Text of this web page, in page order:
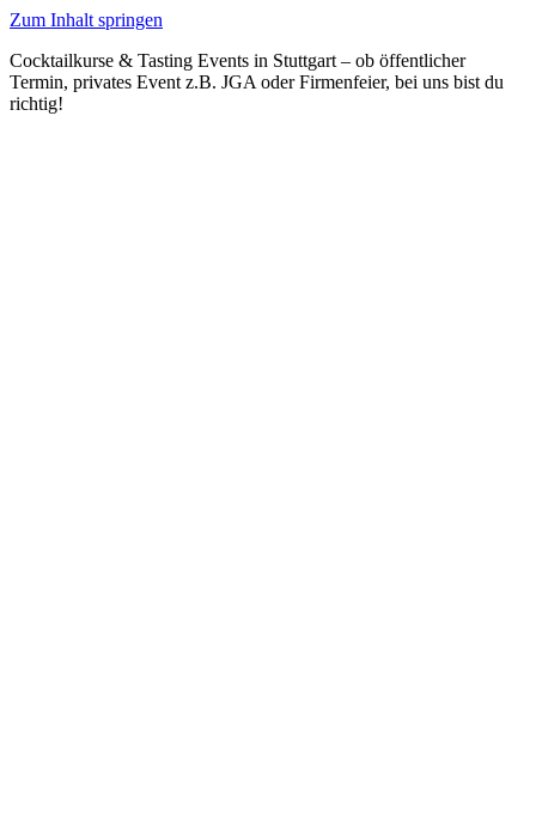
Zum Inhalt springen
Cocktailkurse & Tasting Events in Stuttgart – ob öffentlicher
Termin, privates Event z.B. JGA oder Firmenfeier, bei uns bist du
richtig!